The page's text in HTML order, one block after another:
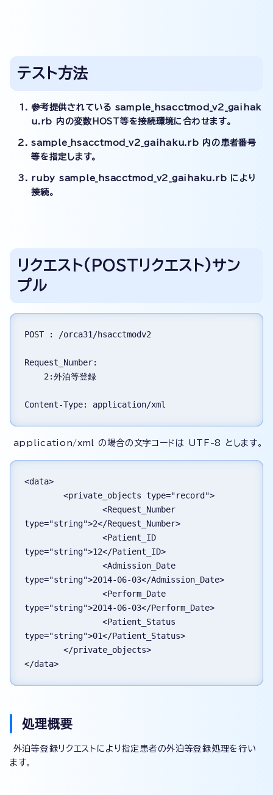
テスト方法
参考提供されている sample_hsacctmod_v2_gaihak
u.rb 内の変数HOST等を接続環境に合わせます。
sample_hsacctmod_v2_gaihaku.rb 内の患者番号
等を指定します。
ruby sample_hsacctmod_v2_gaihaku.rb により
接続。
リクエスト(POSTリクエスト)サン
プル
POST : /orca31/hsacctmodv2
Request_Number:
    2:外泊等登録
application/xml の場合の文字コードは UTF-8 とします。
<data>
	<private_objects type="record">
type="string">2</Request_Number>
type="string">12</Patient_ID>
type="string">2014-06-03</Admission_Date>
type="string">2014-06-03</Perform_Date>
type="string">01</Patient_Status>
	</private_objects>
</data>
処理概要
外泊等登録リクエストにより指定患者の外泊等登録処理を行い
ます。